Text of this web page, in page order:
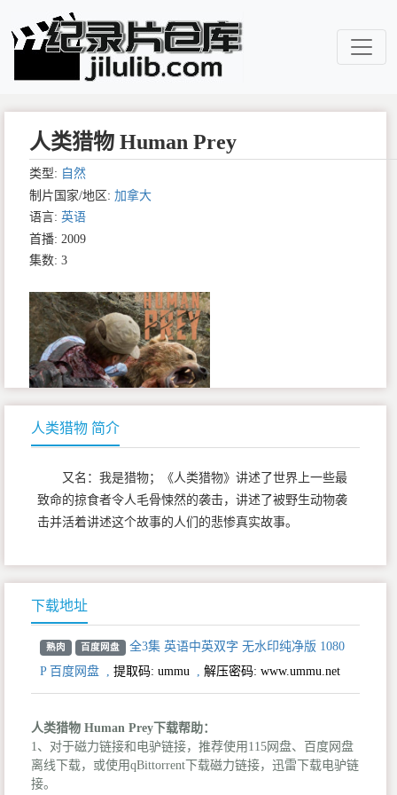
人类猎物 Human Prey
类型: 自然
制片国家/地区: 加拿大
语言: 英语
首播: 2009
集数: 3
人类猎物 简介
又名：我是猎物；《人类猎物》讲述了世界上一些最
致命的掠食者令人毛骨悚然的袭击，讲述了被野生动物袭
击并活着讲述这个故事的人们的悲惨真实故事。
下载地址
熟肉 百度网盘
全3集 英语中英双字 无水印纯净版 1080
P 百度网盘
提取码: ummu 解压密码: www.ummu.net
人类猎物 Human Prey下载帮助：
1、对于磁力链接和电驴链接，推荐使用115网盘、百度网盘
离线下载，或使用qBittorrent下载磁力链接，迅雷下载电驴链
接。